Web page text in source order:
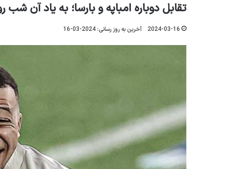
تقابل دوباره امباپه و بارسا؛ به یاد آن
2024-03-16 آخرین به روز رسانی: 2024-03-16